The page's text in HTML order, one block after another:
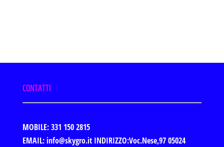
CONTATTI
MOBILE: 331 150 2815
EMAIL: info@skygro.it INDIRIZZO:Voc.Nese,97 05024